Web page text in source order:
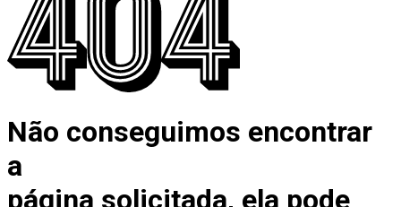
Não conseguimos encontrar
a
página solicitada, ela pode